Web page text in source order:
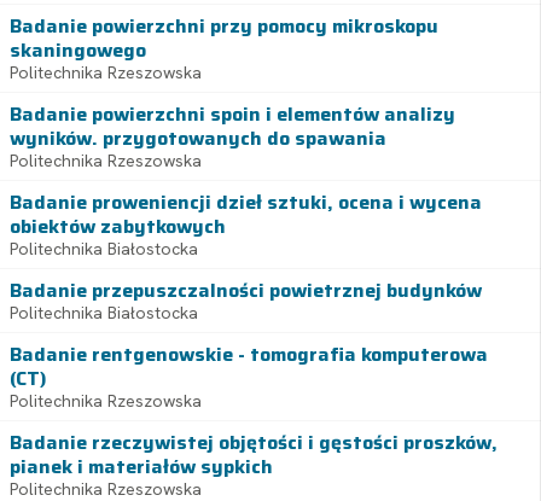
Badanie powierzchni przy pomocy mikroskopu
skaningowego
Politechnika Rzeszowska
Badanie powierzchni spoin i elementów analizy
wyników. przygotowanych do spawania
Politechnika Rzeszowska
Badanie proweniencji dzieł sztuki, ocena i wycena
obiektów zabytkowych
Politechnika Białostocka
Badanie przepuszczalności powietrznej budynków
Politechnika Białostocka
Badanie rentgenowskie - tomografia komputerowa
(CT)
Politechnika Rzeszowska
Badanie rzeczywistej objętości i gęstości proszków,
pianek i materiałów sypkich
Politechnika Rzeszowska